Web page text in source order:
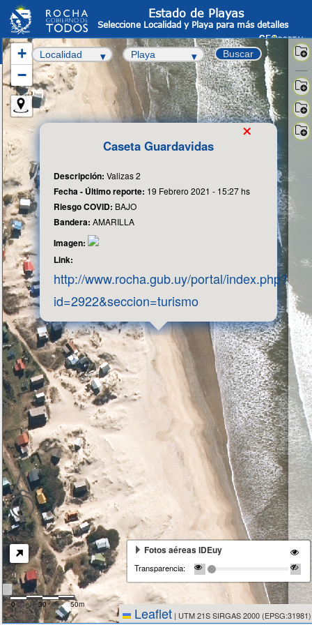
Estado de Playas
Seleccione Localidad y Playa para más detalles
Buscar
Caseta Guardavidas
Descripción:Valizas 2
Fecha - Último reporte: 19 Febrero 2021 - 15:27 hs
Riesgo COVID: BAJO
Bandera:AMARILLA
Imagen:
Link:
http://www.rocha.gub.uy/portal/index.php?
id=2922&seccion=turismo
×
+
−
-
0 30 50m
Fotos aéreas IDEuy
Transparencia:
Leaflet | UTM 21S SIRGAS 2000 (EPSG:31981)